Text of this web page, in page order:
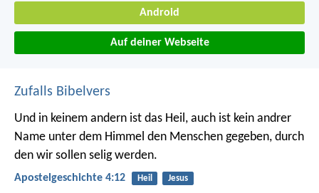
Android
Auf deiner Webseite
Zufalls Bibelvers
Und in keinem andern ist das Heil, auch ist kein andrer
Name unter dem Himmel den Menschen gegeben, durch
den wir sollen selig werden.
Apostelgeschichte 4:12 Heil Jesus